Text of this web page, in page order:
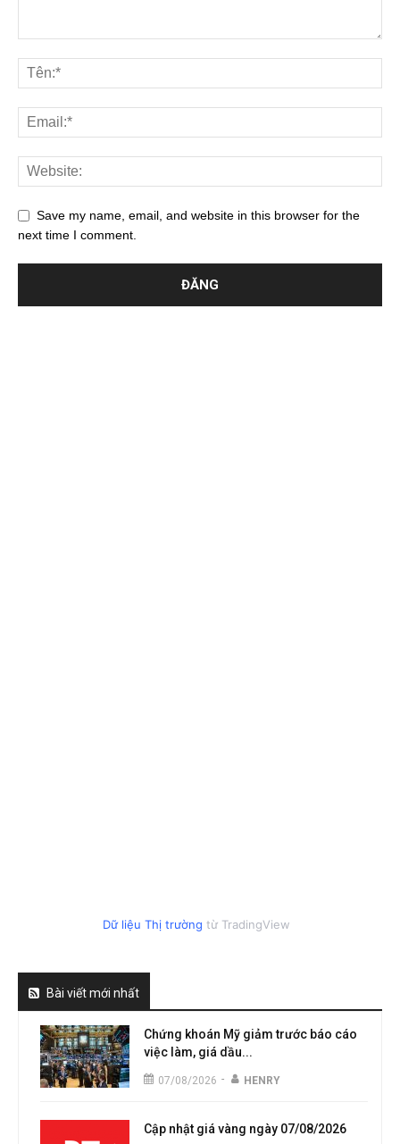
Save my name, email, and website in this browser for the
next time I comment.
Dữ liệu Thị trường từ TradingView
Bài viết mới nhất
Chứng khoán Mỹ giảm trước báo cáo
việc làm, giá dầu...
07/08/2026 - HENRY
Cập nhật giá vàng ngày 07/08/2026